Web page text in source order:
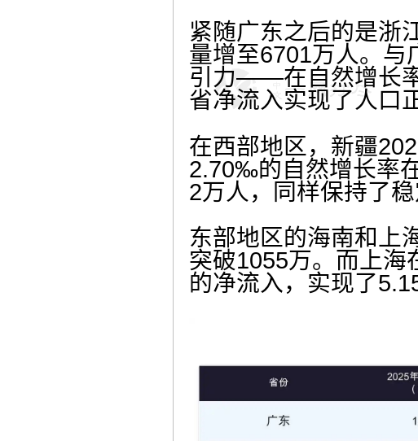
紧随广东之后的是浙
量增至6701万人。与
引力——在自然增长
省净流入实现了人口
在西部地区，新疆
2.70‰的自然增长率
2万人，同样保持了
东部地区的海南和上
突破1055万。而上海
的净流入，实现了